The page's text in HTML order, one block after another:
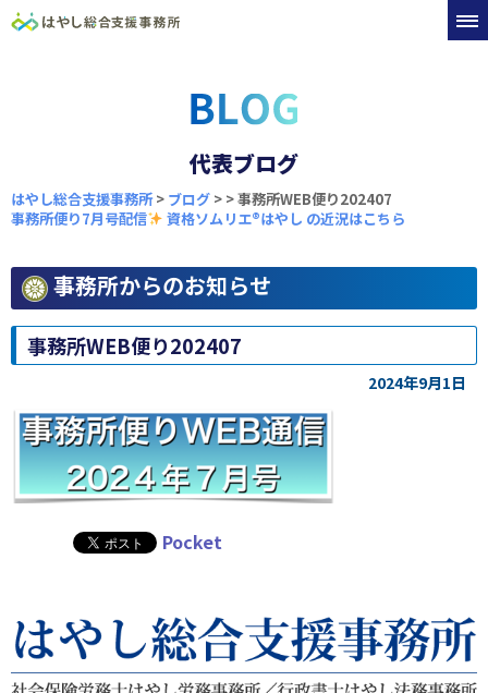
代表ブログ
はやし総合支援事務所> ブログ >
事務所便り7月号配信
資格ソムリエ®︎はやし の近況はこちら
>事務所WEB便り202407
事務所からのお知らせ
事務所WEB便り202407
2024年9月1日
Pocket